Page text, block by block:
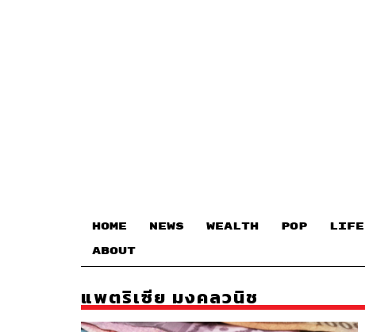
HOME NEWS WEALTH POP LIFE
ABOUT
แพตริเซีย มงคลวนิช